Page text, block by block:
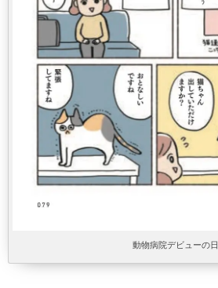
動物病院デビューの日